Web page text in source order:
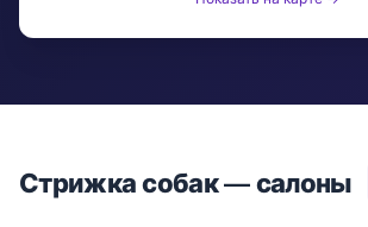
Стрижка собак — салоны